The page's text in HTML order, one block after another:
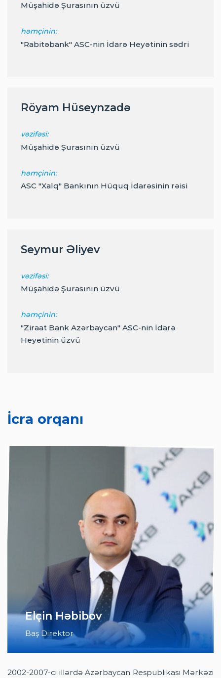
Müşahidə Şurasının üzvü
həmçinin:
"Rabitəbank" ASC-nin İdarə Heyətinin sədri
Röyam Hüseynzadə
vəzifəsi:
Müşahidə Şurasının üzvü
həmçinin:
ASC "Xalq" Bankının Hüquq İdarəsinin rəisi
Seymur Əliyev
vəzifəsi:
Müşahidə Şurasının üzvü
həmçinin:
"Ziraat Bank Azərbaycan" ASC-nin İdarə
Heyətinin üzvü
İcra orqanı
Elçin Həbibov
Baş Direktor
2002-2007-ci illərdə Azərbaycan Respublikası Mərkəzi